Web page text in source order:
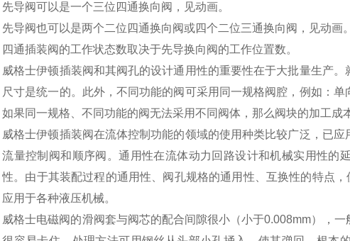
先导阀可以是一个三位四通换向阀，见动画。
先导阀也可以是两个二位四通换向阀或四个二位三通换向阀，见动画。
四通插装阀的工作状态数取决于先导换向阀的工作位置数。
威格士伊顿插装阀和其阀孔的设计通用性的重要性在于大批量生产
尺寸是统一的。此外，不同功能的阀可采用同一规格阀腔，例如：
如果同一规格、不同功能的阀无法采用不同阀体，那么阀块的加工成
威格士伊顿插装阀在流体控制功能的领域的使用种类比较广泛，已
流量控制阀和顺序阀。通用性在流体动力回路设计和机械实用性的
性。由于其装配过程的通用性、阀孔规格的通用性、互换性的特点
应用于各种液压机械。
威格士电磁阀的滑阀套与阀芯的配合间隙很小（小于0.008mm），